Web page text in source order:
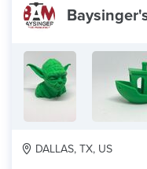
DALLAS, TX, US